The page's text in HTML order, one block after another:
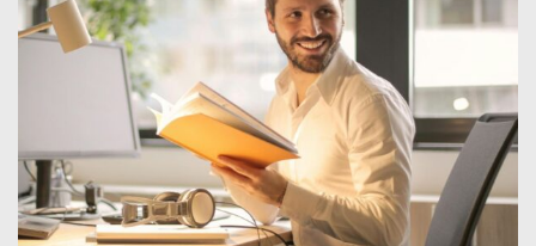
News
Per le Aziende